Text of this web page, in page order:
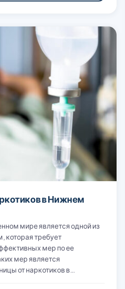
в Нижнем
мире является одной из
которая требует
мер по ее
мер является
от наркотиков в…